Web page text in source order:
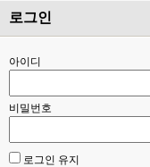
로그인
아이디
비밀번호
로그인 유지